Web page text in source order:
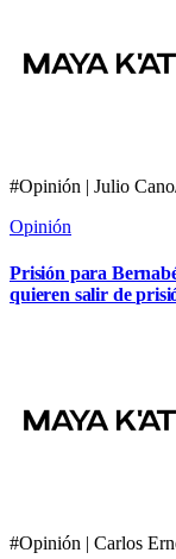
#Opinión | Julio
Opinión
Prisión para
quieren salir de
#Opinión | Carlos